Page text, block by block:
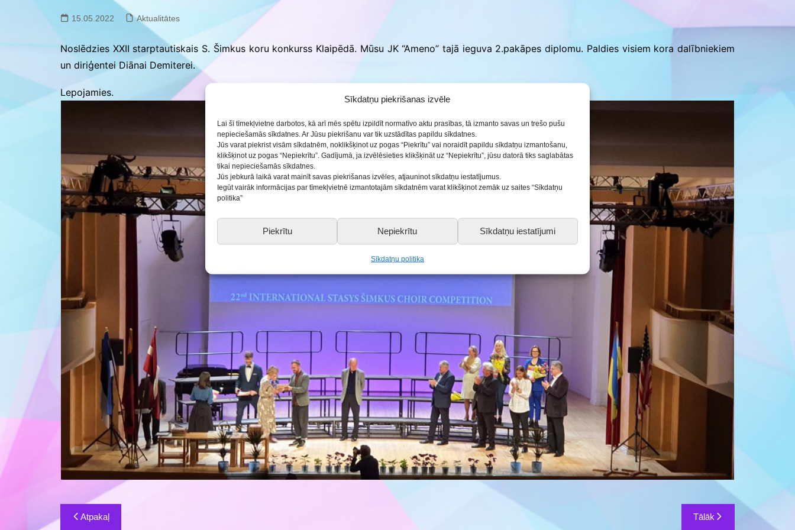
Sīkdatņu piekrišanas izvēle
Lai šī tīmekļvietne darbotos, kā arī mēs spētu izpildīt normatīvo aktu prasības, tā izmanto savas un trešo pušu
nepieciešamās sīkdatnes. Ar Jūsu piekrišanu var tik uzstādītas papildu sīkdatnes.
Jūs varat piekrist visām sīkdatnēm, noklikšķinot uz pogas “Piekrītu” vai noraidīt papildu sīkdatņu izmantošanu,
klikšķinot uz pogas “Nepiekrītu”. Gadījumā, ja izvēlēsieties klikšķināt uz “Nepiekrītu”, jūsu datorā tiks saglabātas
tikai nepieciešamās sīkdatnes.
Jūs jebkurā laikā varat mainīt savas piekrišanas izvēles, atjauninot sīkdatņu iestatījumus.
Iegūt vairāk informācijas par tīmekļvietnē izmantotajām sīkdatnēm varat klikšķinot zemāk uz saites “Sīkdatņu
politika”
Piekrītu Nepiekrītu Sīkdatņu iestatījumi
Sīkdatņu politika
realizācija pirmsskolās
Konkursu un pasākumu
15.05.2022 Aktualitātes
Noslēdzies XXII starptautiskais S. Šimkus koru konkurss Klaipēdā. Mūsu JK “Ameno” tajā ieguva 2.pakāpes diplomu. Paldies visiem kora dalībniekiem
un diriģentei Diānai Demiterei.
Lepojamies.
Ziņu
Atpakaļ Tālāk